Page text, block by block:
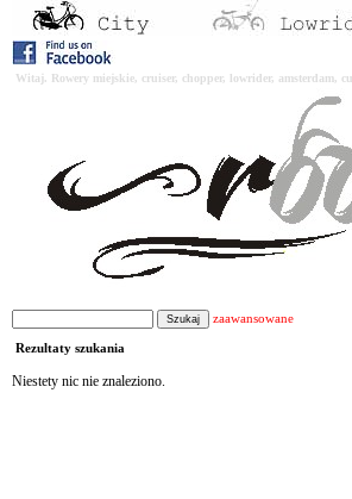
Witaj. Rowery miejskie, cruiser, chopper, lowrider, amsterdam,
zaawansowane
Rezultaty szukania
Niestety nic nie znaleziono.